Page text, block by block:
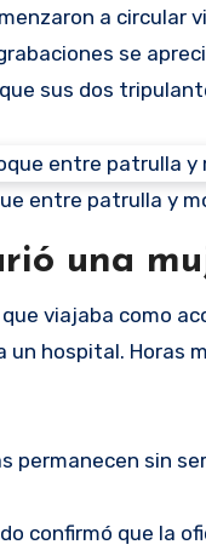
a
se
sus dos
entre patrulla y
una
que viajaba como
un hospital. Horas
permanecen sin
confirmó que la